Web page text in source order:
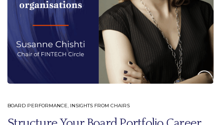
BOARD PERFORMANCE INSIGHTS FROM CHAIRS